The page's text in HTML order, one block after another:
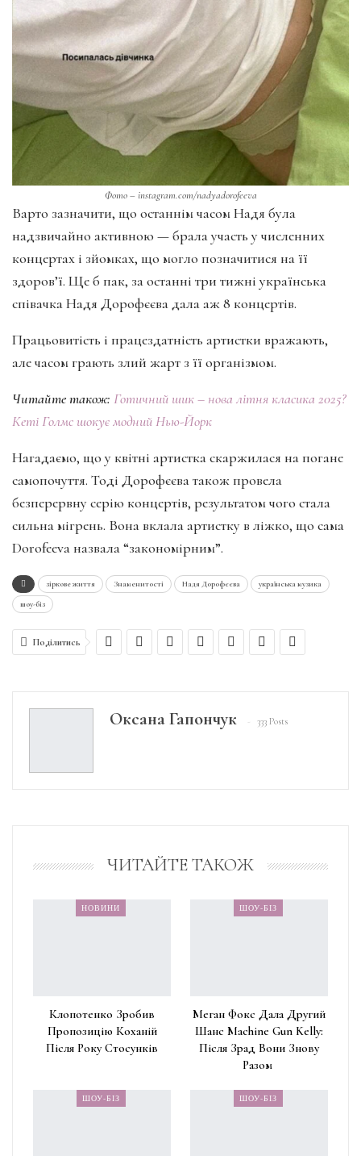
Фото – instagram.com/nadyadorofeeva
Варто зазначити, що останнім часом Надя була
надзвичайно активною — брала участь у численних
концертах і зйомках, що могло позначитися на її
здоров’ї. Ще б пак, за останні три тижні українська
співачка Надя Дорофєєва дала аж 8 концертів.
Працьовитість і працездатність артистки вражають,
але часом грають злий жарт з її організмом.
Читайте також: Готичний шик – нова літня класика 2025?
Кеті Голмс шокує модний Нью-Йорк
Нагадаємо, що у квітні артистка скаржилася на погане
самопочуття. Тоді Дорофєєва також провела
безперервну серію концертів, результатом чого стала
сильна мігрень. Вона вклала артистку в ліжко, що сама
Dorofeeva назвала “закономірним”.
зіркове життя Знаменитості Надя Дорофєєва українська музика
шоу-біз
Поділитись
Оксана Гапончук 333 Posts
ЧИТАЙТЕ ТАКОЖ
НОВИНИ
Клопотенко Зробив
Пропозицію Коханій
Після Року Стосунків
ШОУ-БІЗ
Меган Фокс Дала Другий
Шанс Machine Gun Kelly:
Після Зрад Вони Знову
Разом
ШОУ-БІЗ ШОУ-БІЗ